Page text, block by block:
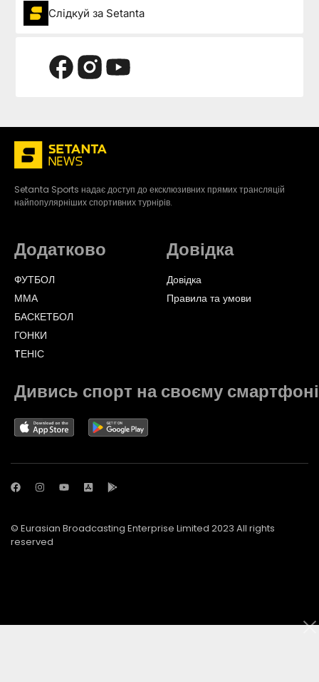
Слідкуй за Setanta
Setanta Sports надає доступ до ексклюзивних прямих трансляцій
найпопулярніших спортивних турнірів.
Додатково
ФУТБОЛ
ММА
БАСКЕТБОЛ
ГОНКИ
TЕНІС
Довідка
Довідка
Правила та умови
Дивись спорт на своєму смартфоні
© Eurasian Broadcasting Enterprise Limited 2023 All rights
reserved